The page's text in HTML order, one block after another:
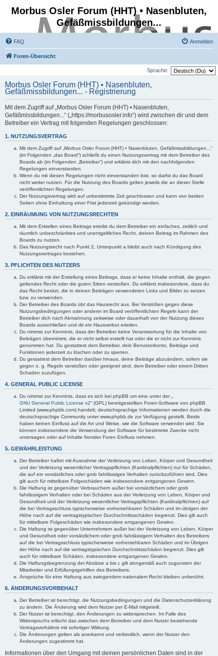
Morbus Osler Forum (HHT) • Nasenbluten,
Gefäßmissbildungen...
FAQ Anmelden
Foren-Übersicht
Sprache:
Morbus Osler Forum (HHT) • Nasenbluten,
Gefäßmissbildungen... - Registrierung
Mit dem Zugriff auf „Morbus Osler Forum (HHT) • Nasenbluten,
Gefäßmissbildungen...“ („https://morbusosler.info“) wird zwischen dir und dem
Betreiber ein Vertrag mit folgenden Regelungen geschlossen:
1. NUTZUNGSVERTRAG
Mit dem Zugriff auf „Morbus Osler Forum (HHT) • Nasenbluten, Gefäßmissbildungen...“
(im Folgenden „das Board“) schließt du einen Nutzungsvertrag mit dem Betreiber des
Boards ab (im Folgenden „Betreiber“) und erklärst dich mit den nachfolgenden
Regelungen einverstanden.
Wenn du mit diesen Regelungen nicht einverstanden bist, so darfst du das Board
nicht weiter nutzen. Für die Nutzung des Boards gelten jeweils die an dieser Stelle
veröffentlichten Regelungen.
Der Nutzungsvertrag wird auf unbestimmte Zeit geschlossen und kann von beiden
Seiten ohne Einhaltung einer Frist jederzeit gekündigt werden.
2. EINRÄUMUNG VON NUTZUNGSRECHTEN
Mit dem Erstellen eines Beitrags erteilst du dem Betreiber ein einfaches, zeitlich und
räumlich unbeschränktes und unentgeltliches Recht, deinen Beitrag im Rahmen des
Boards zu nutzen.
Das Nutzungsrecht nach Punkt 2, Unterpunkt a bleibt auch nach Kündigung des
Nutzungsvertrages bestehen.
3. PFLICHTEN DES NUTZERS
Du erklärst mit der Erstellung eines Beitrags, dass er keine Inhalte enthält, die gegen
geltendes Recht oder die guten Sitten verstoßen. Du erklärst insbesondere, dass du
das Recht besitzt, die in deinen Beiträgen verwendeten Links und Bilder zu setzen
bzw. zu verwenden.
Der Betreiber des Boards übt das Hausrecht aus. Bei Verstößen gegen diese
Nutzungsbedingungen oder anderer im Board veröffentlichten Regeln kann der
Betreiber dich nach Abmahnung zeitweise oder dauerhaft von der Nutzung dieses
Boards ausschließen und dir ein Hausverbot erteilen.
Du nimmst zur Kenntnis, dass der Betreiber keine Verantwortung für die Inhalte von
Beiträgen übernimmt, die er nicht selbst erstellt hat oder die er nicht zur Kenntnis
genommen hat. Du gestattest dem Betreiber, dein Benutzerkonto, Beiträge und
Funktionen jederzeit zu löschen oder zu sperren.
Du gestattest dem Betreiber darüber hinaus, deine Beiträge abzuändern, sofern sie
gegen o. g. Regeln verstoßen oder geeignet sind, dem Betreiber oder einem Dritten
Schaden zuzufügen.
4. GENERAL PUBLIC LICENSE
Du nimmst zur Kenntnis, dass es sich bei phpBB um eine unter der „
GNU General Public License v2“ (GPL) bereitgestellten Foren-Software von phpBB
Limited (www.phpbb.com) handelt; deutschsprachige Informationen werden durch die
deutschsprachige Community unter www.phpbb.de zur Verfügung gestellt. Beide
haben keinen Einfluss auf die Art und Weise, wie die Software verwendet wird. Sie
können insbesondere die Verwendung der Software für bestimmte Zwecke nicht
untersagen oder auf Inhalte fremder Foren Einfluss nehmen.
5. GEWÄHRLEISTUNG
Der Betreiber haftet mit Ausnahme der Verletzung von Leben, Körper und Gesundheit
und der Verletzung wesentlicher Vertragspflichten (Kardinalpflichten) nur für Schäden,
die auf ein vorsätzliches oder grob fahrlässiges Verhalten zurückzuführen sind. Dies
gilt auch für mittelbare Folgeschäden wie insbesondere entgangenen Gewinn.
Die Haftung ist gegenüber Verbrauchern außer bei vorsätzlichem oder grob
fahrlässigem Verhalten oder bei Schäden aus der Verletzung von Leben, Körper und
Gesundheit und der Verletzung wesentlicher Vertragspflichten (Kardinalpflichten) auf
die bei Vertragsschluss typischerweise vorhersehbaren Schäden und im übrigen der
Höhe nach auf die vertragstypischen Durchschnittsschäden begrenzt. Dies gilt auch
für mittelbare Folgeschäden wie insbesondere entgangenen Gewinn.
Die Haftung ist gegenüber Unternehmern außer bei der Verletzung von Leben, Körper
und Gesundheit oder vorsätzlichem oder grob fahrlässigem Verhalten des Betreibers
auf die bei Vertragsschluss typischerweise vorhersehbaren Schäden und im Übrigen
der Höhe nach auf die vertragstypischen Durchschnittsschäden begrenzt. Dies gilt
auch für mittelbare Schäden, insbesondere entgangenen Gewinn.
Die Haftungsbegrenzung der Absätze a bis c gilt sinngemäß auch zugunsten der
Mitarbeiter und Erfüllungsgehilfen des Betreibers.
Ansprüche für eine Haftung aus zwingendem nationalem Recht bleiben unberührt.
6. ÄNDERUNGSVORBEHALT
Der Betreiber ist berechtigt, die Nutzungsbedingungen und die Datenschutzerklärung
zu ändern. Die Änderung wird dem Nutzer per E-Mail mitgeteilt.
Der Nutzer ist berechtigt, den Änderungen zu widersprechen. Im Falle des
Widerspruchs erlischt das zwischen dem Betreiber und dem Nutzer bestehende
Vertragsverhältnis mit sofortiger Wirkung.
Die Änderungen gelten als anerkannt und verbindlich, wenn der Nutzer den
Änderungen zugestimmt hat.
Informationen über den Umgang mit deinen persönlichen Daten sind in der